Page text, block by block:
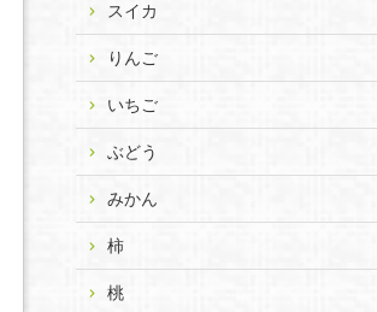
スイカ
りんご
いちご
ぶどう
みかん
柿
桃